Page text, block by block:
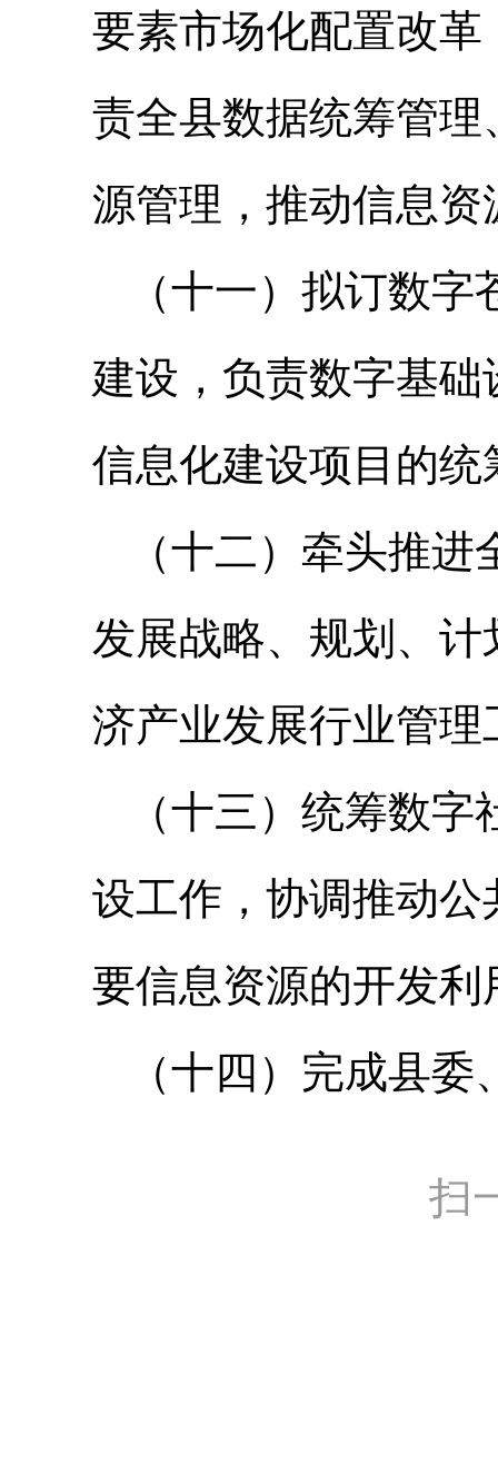
要素市场化配置改
责全县数据统筹管
源管理，推动信息
（十一）拟订数
建设，负责数字基
信息化建设项目的
（十二）牵头推
发展战略、规划、
济产业发展行业管理
（十三）统筹数
设工作，协调推动
要信息资源的开发
（十四）完成县
扫